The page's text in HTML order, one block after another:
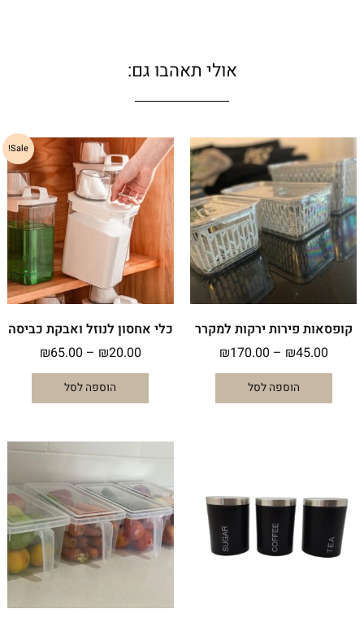
אולי תאהבו גם:
קופסאות פירות ירקות למקרר
₪45.00
–
₪170.00
טווח
מחירים:
עד
⁦₪170.00⁩
הוספה לסל
למוצר
זה
יש
מספר
סוגים.
ניתן
לבחור
את
האפשרויות
בעמוד
המוצר
Sale!
כלי אחסון לנוזל ואבקת כביסה
₪20.00
–
₪65.00
טווח
עד
⁦₪65.00⁩
הוספה לסל
למוצר
זה
יש
מספר
סוגים.
ניתן
לבחור
את
בעמוד
המוצר